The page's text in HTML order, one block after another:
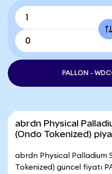
PALLON -
abrdn Physical
(Ondo Tokenized)
abrdn Physical Palladium
Tokenized) güncel fiyatı